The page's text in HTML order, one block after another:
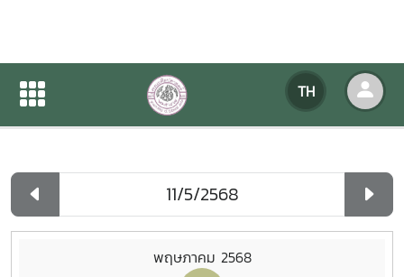
TH
ปฏิทินกิจกรรมของหน่วยงาน
ปฏิทินกิจกรรมของหน่วยงาน
พฤษภาคม 2568